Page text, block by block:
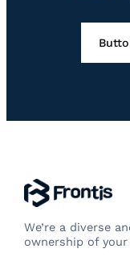
We’re a diverse
ownership of